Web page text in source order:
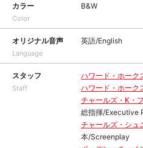
カラー
Color
B&W
オリジナル音声
Language
英語/English
スタッフ
Staff
ハワード・ホー
ハワード・ホー
チャールズ・K・
総指揮/Executive
チャールズ・シ
本/Screenplay